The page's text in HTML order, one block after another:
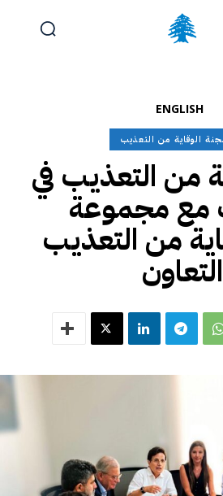
English
( الإنجليزية)
ENGLISH
لجنة الوقاية من التعذيب
من التعذيب في
مع مجموعة
من التعذيب